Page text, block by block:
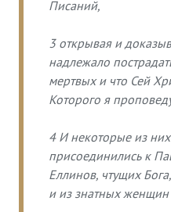
Писаний,
3 открывая и
надлежало
мертвых и что Сей
Которого я
4 И некоторые из
присоединились к
Еллинов, чтущих
и из знатных